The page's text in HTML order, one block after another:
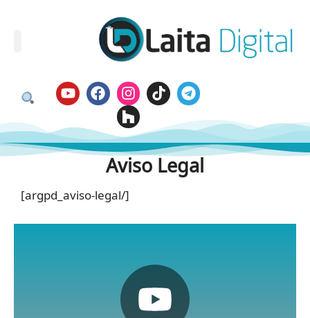
Aviso Legal
[argpd_aviso-legal/]
Pulsa aquí